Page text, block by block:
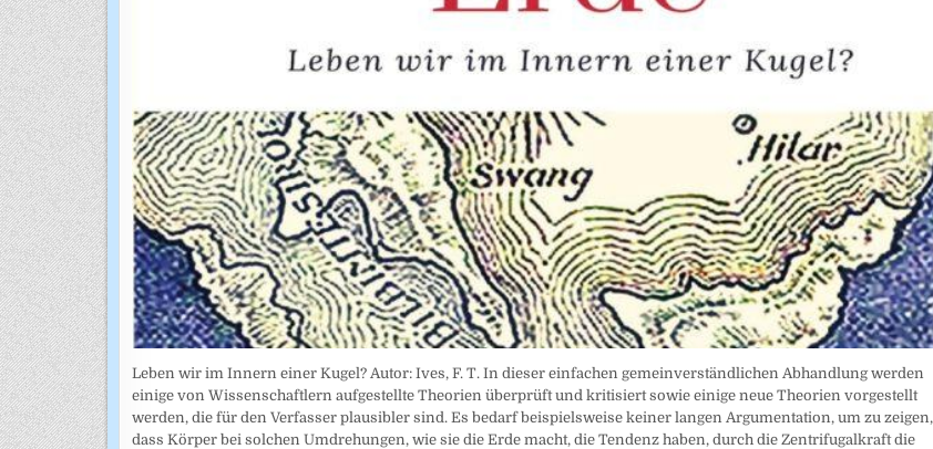
Leben wir im Innern einer Kugel? Autor: Ives, F. T. In dieser einfachen gemeinverständlichen Abhandlung werden
einige von Wissenschaftlern aufgestellte Theorien überprüft und kritisiert sowie einige neue Theorien vorgestellt
werden, die für den Verfasser plausibler sind. Es bedarf beispielsweise keiner langen Argumentation, um zu zeigen,
dass Körper bei solchen Umdrehungen, wie sie die Erde macht, die Tendenz haben, durch die Zentrifugalkraft die